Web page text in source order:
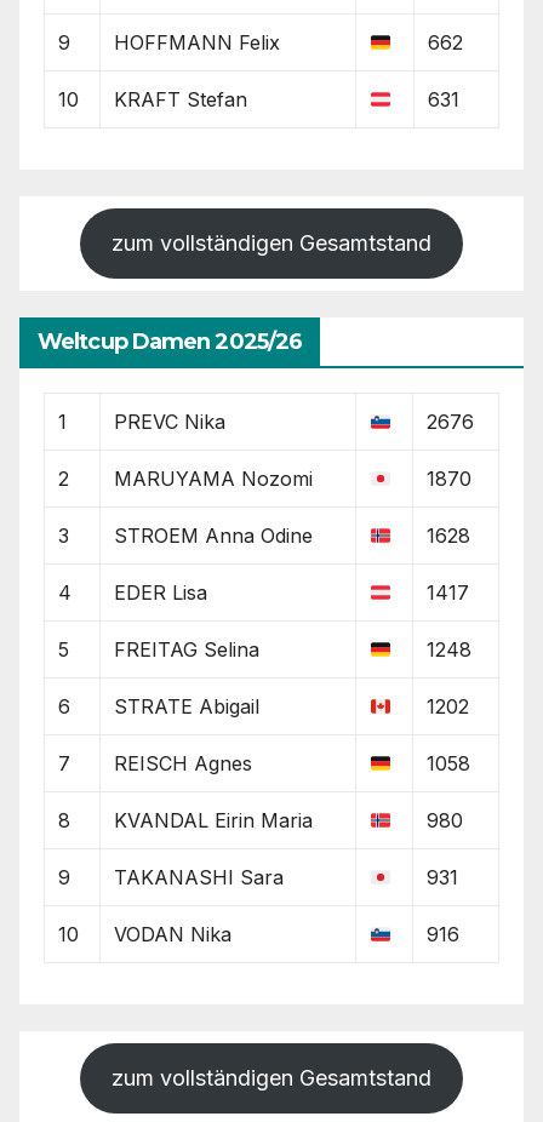
9 HOFFMANN Felix 662
10 KRAFT Stefan 631
zum vollständigen Gesamtstand
Weltcup Damen 2025/26
1 PREVC Nika 2676
2 MARUYAMA Nozomi 1870
3 STROEM Anna Odine 1628
4 EDER Lisa 1417
5 FREITAG Selina 1248
6 STRATE Abigail 1202
7 REISCH Agnes 1058
8 KVANDAL Eirin Maria 980
9 TAKANASHI Sara 931
10 VODAN Nika 916
zum vollständigen Gesamtstand